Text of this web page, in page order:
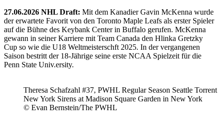
27.06.2026 NHL Draft: Mit dem Kanadier Gavin McKenna wurde
der erwartete Favorit von den Toronto Maple Leafs als erster Spieler
auf die Bühne des Keybank Center in Buffalo gerufen. McKenna
gewann in seiner Karriere mit Team Canada den Hlinka Gretzky
Cup so wie die U18 Weltmeisterschft 2025. In der vergangenen
Saison bestritt der 18-Jährige seine erste NCAA Spielzeit für die
Penn State Univ.ersity.
Theresa Schafzahl #37, PWHL Regular Season Seattle Torrent
New York Sirens at Madison Square Garden in New York
© Evan Bernstein/The PWHL